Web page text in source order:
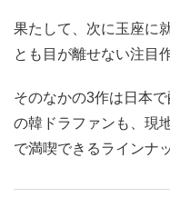
果たして、次に玉座に
とも目が離せない注目
そのなかの3作は日本
の韓ドラファンも、現
で満喫できるラインナ